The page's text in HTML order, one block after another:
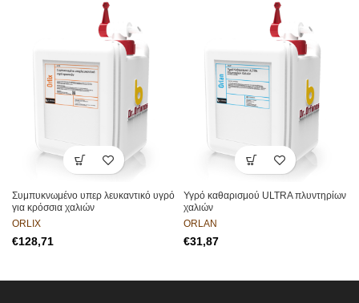
Συμπυκνωμένο υπερ λευκαντικό υγρό
για κρόσσια χαλιών
ORLIX
€
Υγρό καθαρισμού ULTRA πλυντηρίων
χαλιών
ORLAN
€